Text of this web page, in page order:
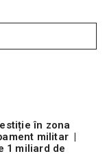
în zona
militar |
1 miliard de